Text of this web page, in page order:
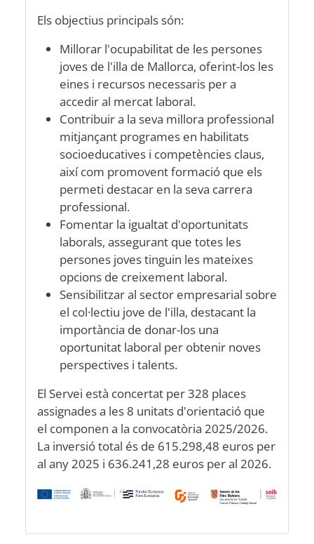
Els objectius principals són:
Millorar l'ocupabilitat de les persones
joves de l'illa de Mallorca, oferint-los les
eines i recursos necessaris per a
accedir al mercat laboral.
Contribuir a la seva millora professional
mitjançant programes en habilitats
socioeducatives i competències claus,
així com promovent formació que els
permeti destacar en la seva carrera
professional.
Fomentar la igualtat d'oportunitats
laborals, assegurant que totes les
persones joves tinguin les mateixes
opcions de creixement laboral.
Sensibilitzar al sector empresarial sobre
el col·lectiu jove de l'illa, destacant la
importància de donar-los una
oportunitat laboral per obtenir noves
perspectives i talents.
El Servei està concertat per 328 places
assignades a les 8 unitats d'orientació que
el componen a la convocatòria 2025/2026.
La inversió total és de 615.298,48 euros per
al any 2025 i 636.241,28 euros per al 2026.
Image